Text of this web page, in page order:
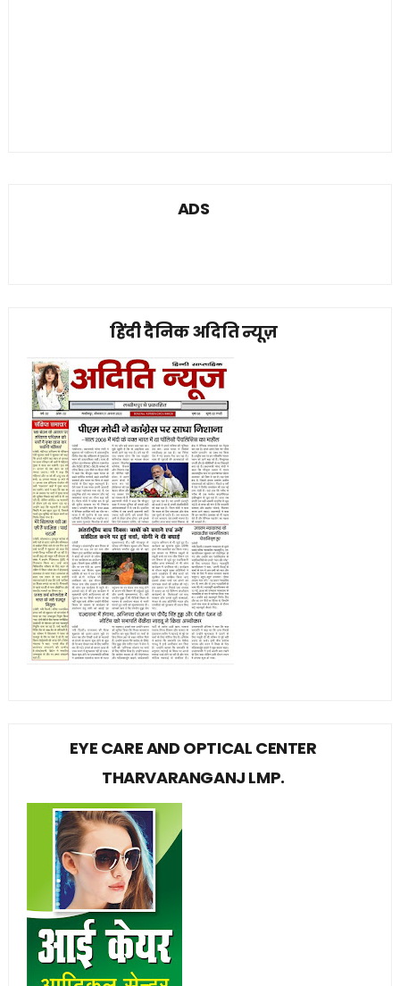
ADS
हिंदी दैनिक अदिति न्यूज़
EYE CARE AND OPTICAL CENTER
THARVARANGANJ LMP.